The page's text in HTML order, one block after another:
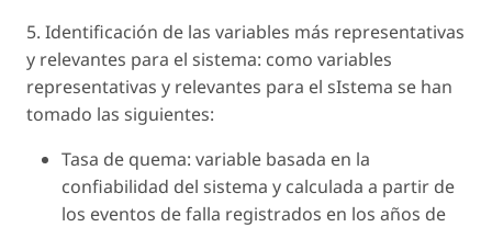
5. Identificación de las variables más representativas
y relevantes para el sistema: como variables
representativas y relevantes para el sIstema se han
tomado las siguientes:
Tasa de quema: variable basada en la
confiabilidad del sistema y calculada a partir de
los eventos de falla registrados en los años de